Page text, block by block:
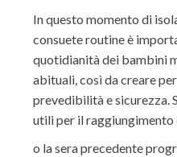
In questo momento di
consueteroutine è
quotidianità dei bambini
abituali, cosìda creare
prevedibilità e sicurezza.
utiliper il
o la sera precedente